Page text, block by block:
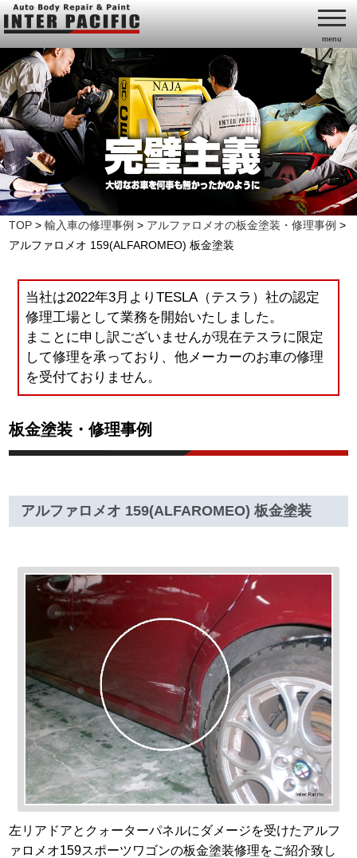
menu
TOP >輸入車の修理事例 > アルファロメオの板金塗装・修理事例 >
アルファロメオ 159(ALFAROMEO) 板金塗装
当社は2022年3月よりTESLA（テスラ）社の認定
修理工場として業務を開始いたしました。
まことに申し訳ございませんが現在テスラに限定
して修理を承っており、他メーカーのお車の修理
を受付ておりません。
板金塗装・修理事例
アルファロメオ 159(ALFAROMEO) 板金塗装
左リアドアとクォーターパネルにダメージを受けたアルフ
ァロメオ159スポーツワゴンの板金塗装修理をご紹介致し